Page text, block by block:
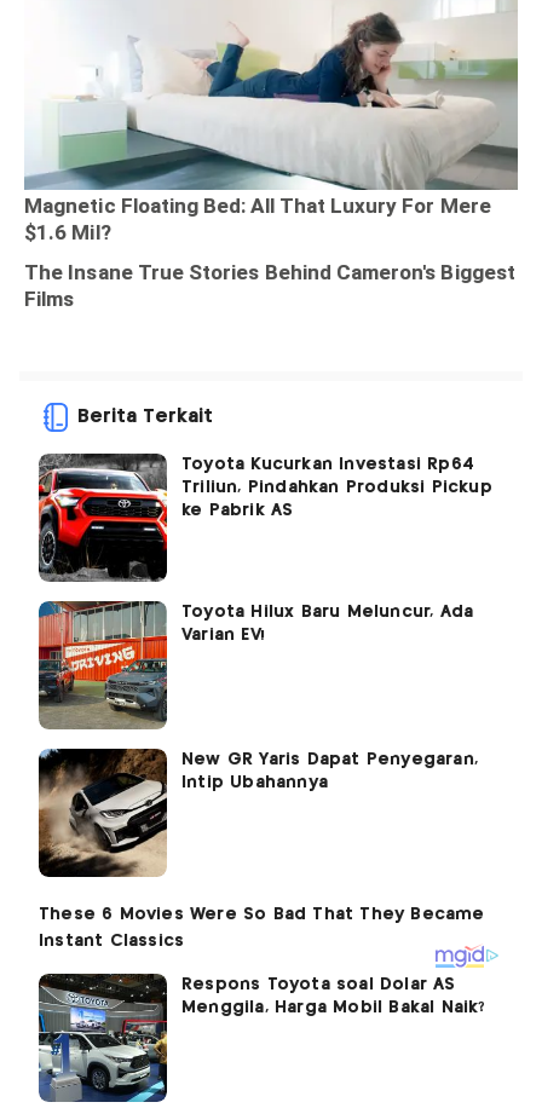
Berita Terkait
Toyota Kucurkan Investasi Rp64
Triliun, Pindahkan Produksi Pickup
ke Pabrik AS
Toyota Hilux Baru Meluncur, Ada
Varian EV!
New GR Yaris Dapat Penyegaran,
Intip Ubahannya
Respons Toyota soal Dolar AS
Menggila, Harga Mobil Bakal Naik?